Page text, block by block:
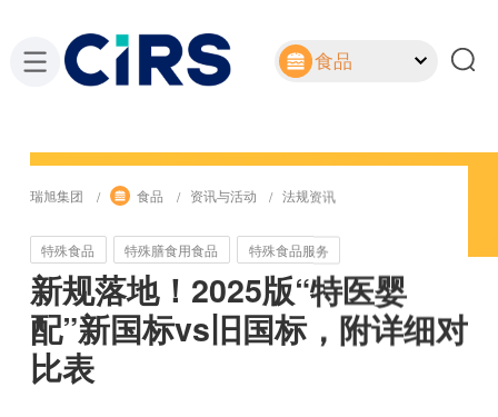
食品
瑞旭集团 食品 资讯与活动 法规资讯
特殊食品 特殊膳食用食品 特殊食品服务
新规落地！2025版“特医婴
配”新国标vs旧国标，附详细对
比表